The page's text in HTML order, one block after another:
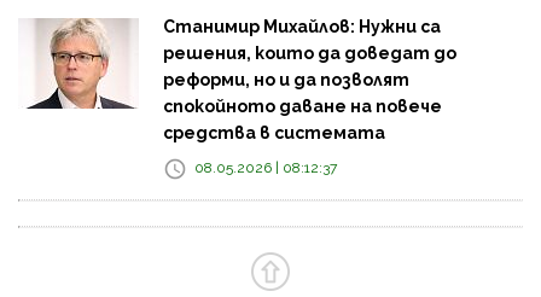
Станимир Михайлов: Нужни са
решения, които да доведат до
реформи, но и да позволят
спокойното даване на повече
средства в системата
08.05.2026 | 08:12:37